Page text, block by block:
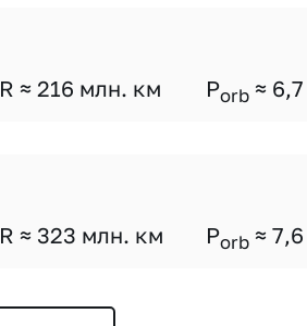
R ≈ 216 млн. км Porb ≈ 6,7
R ≈ 323 млн. км Porb ≈ 7,6